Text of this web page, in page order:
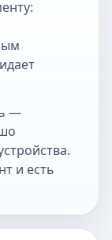
—
и есть